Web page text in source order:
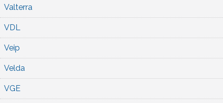
Valterra
VDL
Veip
Velda
VGE